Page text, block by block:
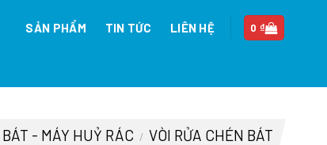
SẢN PHẨM TIN TỨC LIÊN HỆ 0₫
- MÁY HUỶ RÁC / VÒI RỬA CHÉN BÁT